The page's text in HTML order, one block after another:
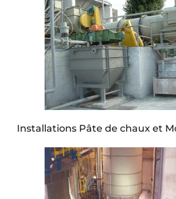
Installations Pâte de chaux et